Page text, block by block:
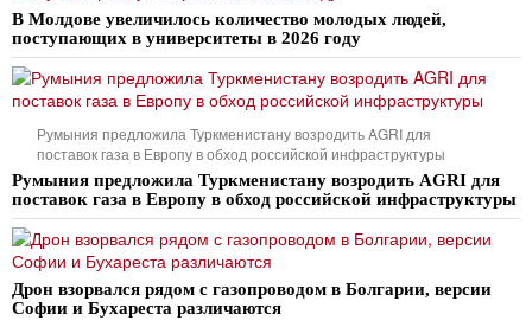
В Молдове увеличилось количество молодых людей,
поступающих в университеты в 2026 году
Румыния предложила Туркменистану возродить AGRI для
поставок газа в Европу в обход российской инфраструктуры
Румыния предложила Туркменистану возродить AGRI для
поставок газа в Европу в обход российской инфраструктуры
Дрон взорвался рядом с газопроводом в Болгарии, версии
Софии и Бухареста различаются